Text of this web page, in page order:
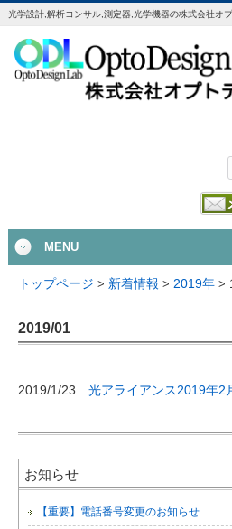
光学設計,解析コンサル,測定器,光学機器の株式会社オ
MENU
トップページ > 新着情報 > 2019年>
2019/01
2019/1/23 光アライアンス2019年2
お知らせ
【重要】電話番号変更のお知らせ